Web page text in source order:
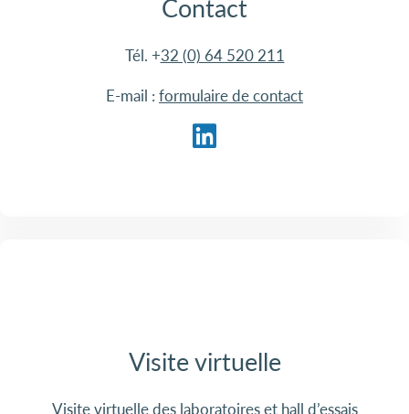
Contact
Tél. +32 (0) 64 520 211
E-mail : formulaire de contact
Visite virtuelle
Visite virtuelle des laboratoires et hall d’essais